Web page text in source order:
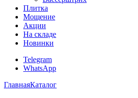
Плитка
Мощение
Акции
На складе
Новинки
Telegram
WhatsApp
ГлавнаяКаталог